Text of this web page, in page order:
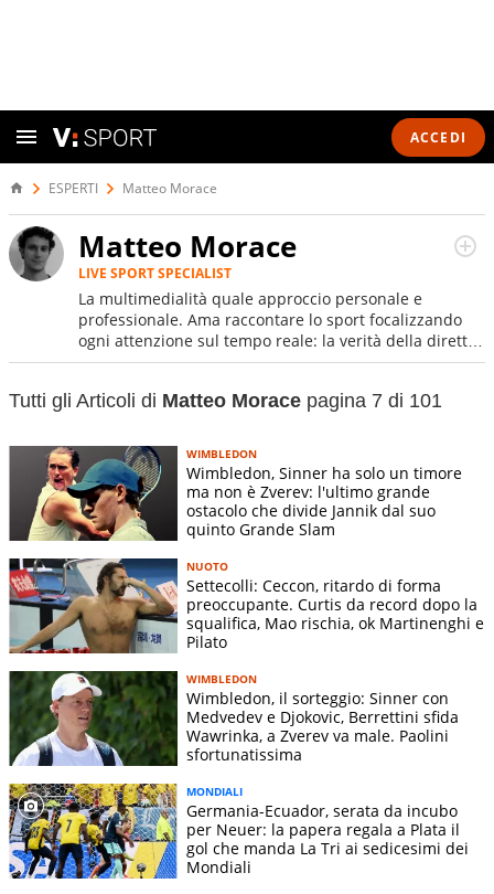
ACCEDI
ESPERTI Matteo Morace
Matteo Morace
LIVE SPORT SPECIALIST
La multimedialità quale approccio personale e
professionale. Ama raccontare lo sport focalizzando
ogni attenzione sul tempo reale: la verità della dirette
non sono opinioni ma fatti
Tutti gli Articoli di Matteo Morace pagina 7 di 101
WIMBLEDON
Wimbledon, Sinner ha solo un timore
ma non è Zverev: l'ultimo grande
ostacolo che divide Jannik dal suo
quinto Grande Slam
NUOTO
Settecolli: Ceccon, ritardo di forma
preoccupante. Curtis da record dopo la
squalifica, Mao rischia, ok Martinenghi e
Pilato
WIMBLEDON
Wimbledon, il sorteggio: Sinner con
Medvedev e Djokovic, Berrettini sfida
Wawrinka, a Zverev va male. Paolini
sfortunatissima
MONDIALI
Germania-Ecuador, serata da incubo
per Neuer: la papera regala a Plata il
gol che manda La Tri ai sedicesimi dei
Mondiali